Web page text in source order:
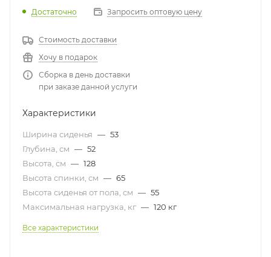
Достаточно Запросить оптовую цену
Стоимость доставки
Хочу в подарок
Сборка в день доставки
при заказе данной услуги
Характеристики
Ширина сиденья — 53
Глубина, см — 52
Высота, см — 128
Высота спинки, см — 65
Высота сиденья от пола, см — 55
Максимальная нагрузка, кг — 120 кг
Все характеристики